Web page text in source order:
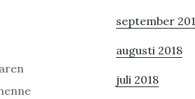
september
augusti 2018
juli 2018